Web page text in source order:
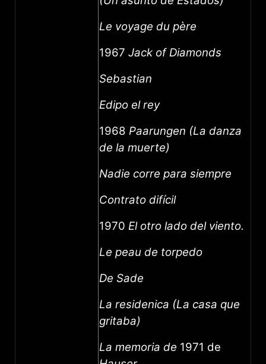
Le voyage du père
1967 Jack of Diamonds
Sebastian
Edipo el rey
1968 Paarungen (La danza
de la muerte)
Nadie corre para siempre
Contrato difícil
1970 El otro lado del viento.
Le peau de torpedo
De Sade
La residenica (La casa que
gritaba)
La memoria de 1971 de